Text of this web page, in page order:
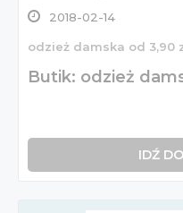
2018-02-14
odzież damska od 3,90
Butik: odzież
IDŹ